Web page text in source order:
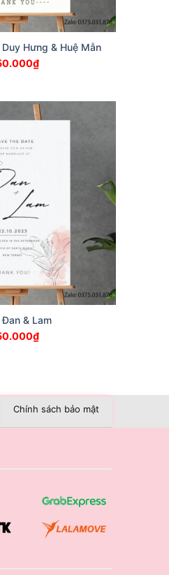
Hưng & Huệ Mẫn
₫
& Lam
₫
Chính sách bảo mật